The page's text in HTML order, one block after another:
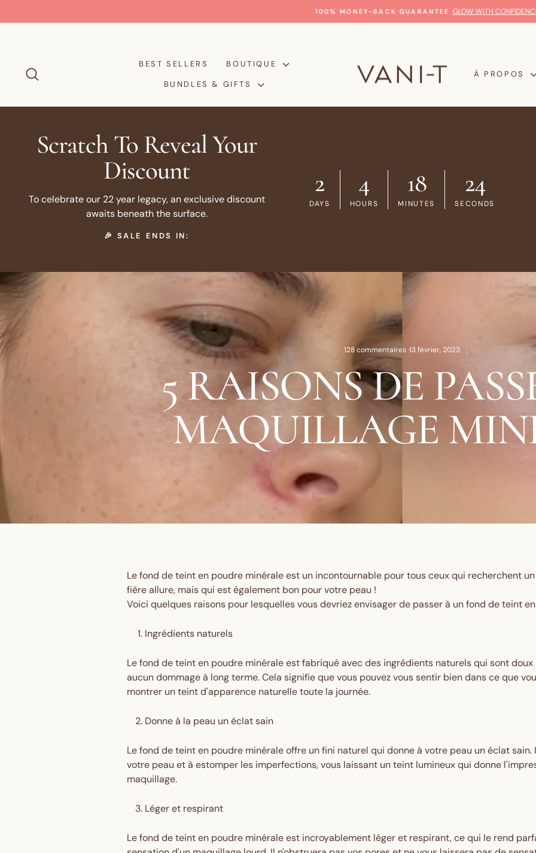
au
100% MONEY-BACK GUARANTEE GLOW WITH CONFIDENCE
BEST SELLERS
BOUTIQUE
BUNDLES & GIFTS
À PROPOS
Scratch To Reveal Your
Discount
To celebrate our 22 year legacy, an exclusive discount
awaits beneath the surface.
🎉 SALE ENDS IN:
2
DAYS
4
HOURS
18
MINUTES
23
SECONDS
128 commentaires·13 février, 2023
5 RAISONS DE
MAQUILLAGE
Le fond de teint en poudre minérale est un incontournable pour tous ceux qui recherchent
fière allure, mais qui est également bon pour votre peau !
Voici quelques raisons pour lesquelles vous devriez envisager de passer à un fond de teint
Ingrédients naturels
Le fond de teint en poudre minérale est fabriqué avec des ingrédients naturels qui sont
aucun dommage à long terme. Cela signifie que vous pouvez vous sentir bien dans ce que
montrer un teint d'apparence naturelle toute la journée.
Donne à la peau un éclat sain
Le fond de teint en poudre minérale offre un fini naturel qui donne à votre peau un éclat
votre peau et à estomper les imperfections, vous laissant un teint lumineux qui donne
maquillage.
Léger et respirant
Le fond de teint en poudre minérale est incroyablement léger et respirant, ce qui le rend